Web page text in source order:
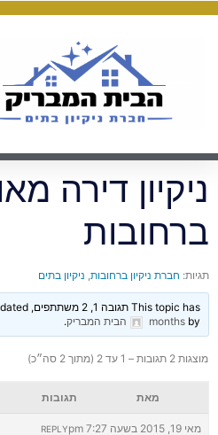
ניקיון דירה
ברחובות
תגיות: חברת ניקיון ברחובות, ניקיון בתים
This topic has תגובה 1, 2 משתתפים, and was last updated
monthsby הבית המבריק.
מוצגות 2 תגובות – 1 עד 2 (מתוך 2 סה״כ)
מאת תגובות
מאי 19, 2015 בשעה 7:27 pm REPLY